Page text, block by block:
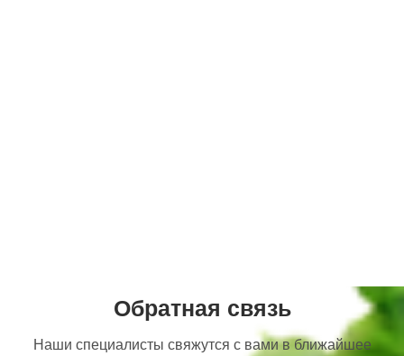
Обратная связь
Наши специалисты свяжутся с вами в ближайшее